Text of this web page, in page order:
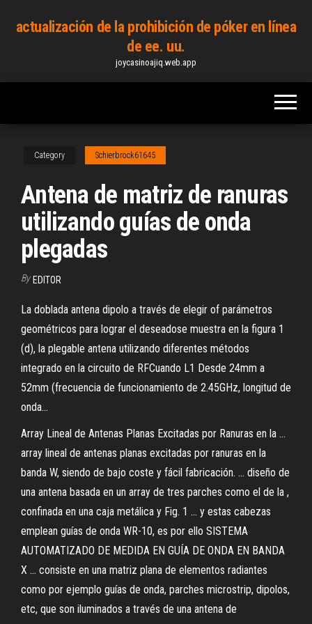
actualización de la prohibición de póker en línea
de ee. uu.
joycasinoajiq.web.app
Category Schierbrock61645
Antena de matriz de ranuras
utilizando guías de onda
plegadas
By EDITOR
La doblada antena dipolo a través de elegir of parámetros
geométricos para lograr el deseadose muestra en la figura 1
(d), la plegable antena utilizando diferentes métodos
integrado en la circuito de RFCuando L1 Desde 24mm a
52mm (frecuencia de funcionamiento de 2.45GHz, longitud de
onda...
Array Lineal de Antenas Planas Excitadas por Ranuras en la ...
array lineal de antenas planas excitadas por ranuras en la
banda W, siendo de bajo coste y fácil fabricación. ... diseño de
una antena basada en un array de tres parches como el de la ,
confinada en una caja metálica y Fig. 1 ... y estas cabezas
emplean guías de onda WR-10, es por ello SISTEMA
AUTOMATIZADO DE MEDIDA EN GUÍA DE ONDA EN BANDA
X ... consiste en una matriz plana de elementos radiantes
como por ejemplo guías de onda, parches microstrip, dipolos,
etc, que son iluminados a través de una antena de